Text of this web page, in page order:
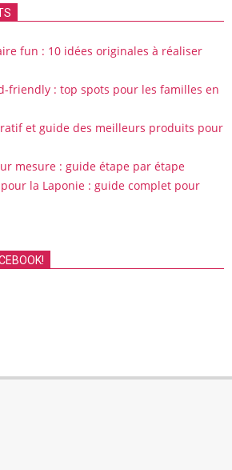
fun : 10 idées originales à réaliser
friendly : top spots pour les familles en
et guide des meilleurs produits pour
mesure : guide étape par étape
la Laponie : guide complet pour